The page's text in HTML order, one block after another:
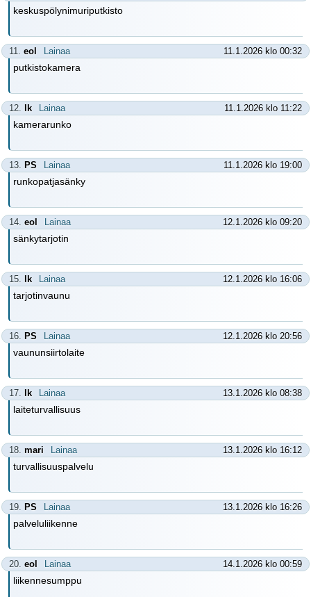
keskuspölynimuriputkisto
11. eol Lainaa 11.1.2026 klo 00:32
putkistokamera
12. lk Lainaa 11.1.2026 klo 11:22
kamerarunko
13. PS Lainaa 11.1.2026 klo 19:00
runkopatjasänky
14. eol Lainaa 12.1.2026 klo 09:20
sänkytarjotin
15. lk Lainaa 12.1.2026 klo 16:06
tarjotinvaunu
16. PS Lainaa 12.1.2026 klo 20:56
vaununsiirtolaite
17. lk Lainaa 13.1.2026 klo 08:38
laiteturvallisuus
18. mari Lainaa 13.1.2026 klo 16:12
turvallisuuspalvelu
19. PS Lainaa 13.1.2026 klo 16:26
palveluliikenne
20. eol Lainaa 14.1.2026 klo 00:59
liikennesumppu